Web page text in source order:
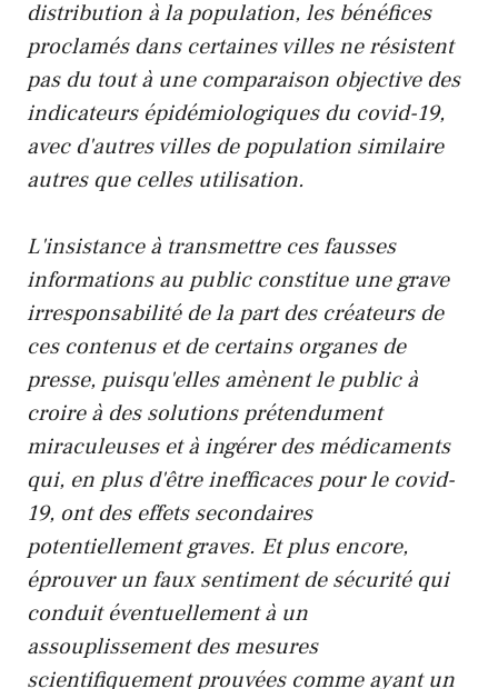
distribution à la population, les bénéfices
proclamés dans certaines villes ne résistent
pas du tout à une comparaison objective des
indicateurs épidémiologiques du covid-19,
avec d'autres villes de population similaire
autres que celles utilisation.
L'insistance à transmettre ces fausses
informations au public constitue une grave
irresponsabilité de la part des créateurs de
ces contenus et de certains organes de
presse, puisqu'elles amènent le public à
croire à des solutions prétendument
miraculeuses et à ingérer des médicaments
qui, en plus d'être inefficaces pour le covid-
19, ont des effets secondaires
potentiellement graves. Et plus encore,
éprouver un faux sentiment de sécurité qui
conduit éventuellement à un
assouplissement des mesures
scientifiquement prouvées comme ayant un